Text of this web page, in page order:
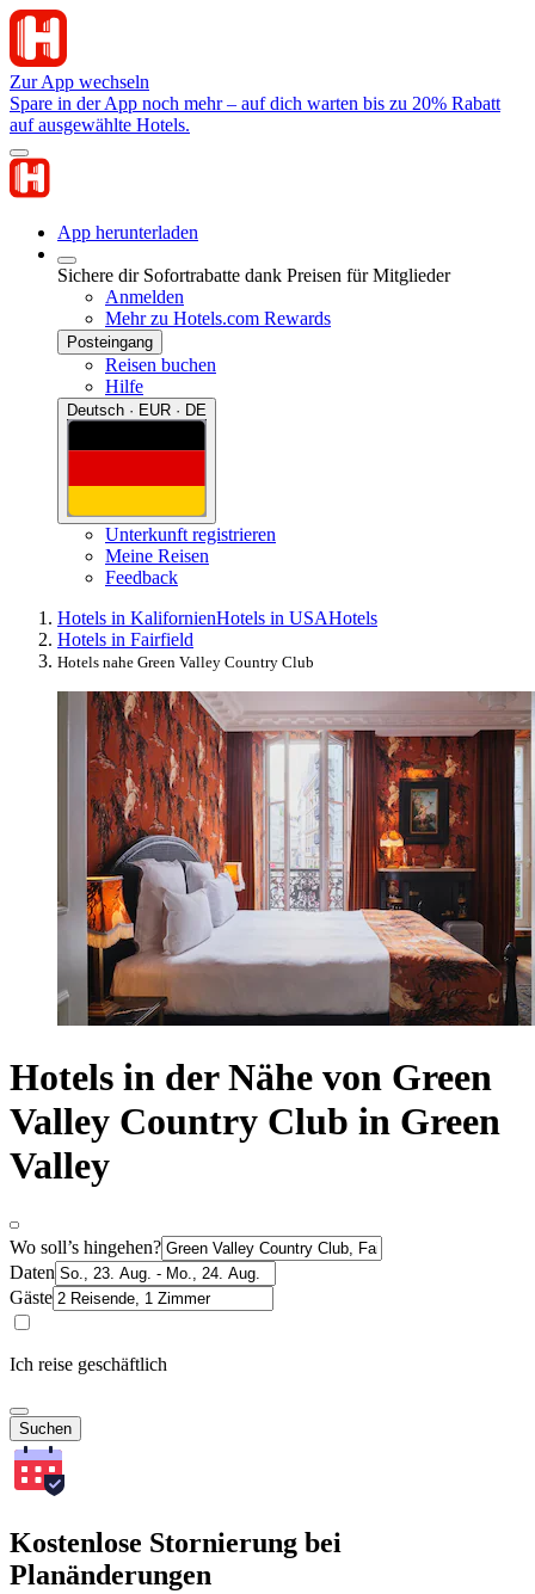
Zur App wechseln
Spare in der App noch mehr – auf dich warten bis zu 20% Rabatt
auf ausgewählte Hotels.
App herunterladen
Sichere dir Sofortrabatte dank Preisen für Mitglieder
Anmelden
Mehr zu Hotels.com Rewards
Posteingang
Reisen buchen
Hilfe
Deutsch · EUR · DE
Unterkunft registrieren
Meine Reisen
Feedback
Hotels in KalifornienHotels in USAHotels
Hotels in Fairfield
Hotels nahe Green Valley Country Club
Hotels in der Nähe von Green
Valley Country Club in Green
Valley
Wo soll’s hingehen?
Daten
Gäste
Ich reise geschäftlich
Suchen
Kostenlose Stornierung bei
Planänderungen